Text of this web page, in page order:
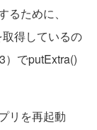
ために、
得しているの
）でputExtra()
リを再起動